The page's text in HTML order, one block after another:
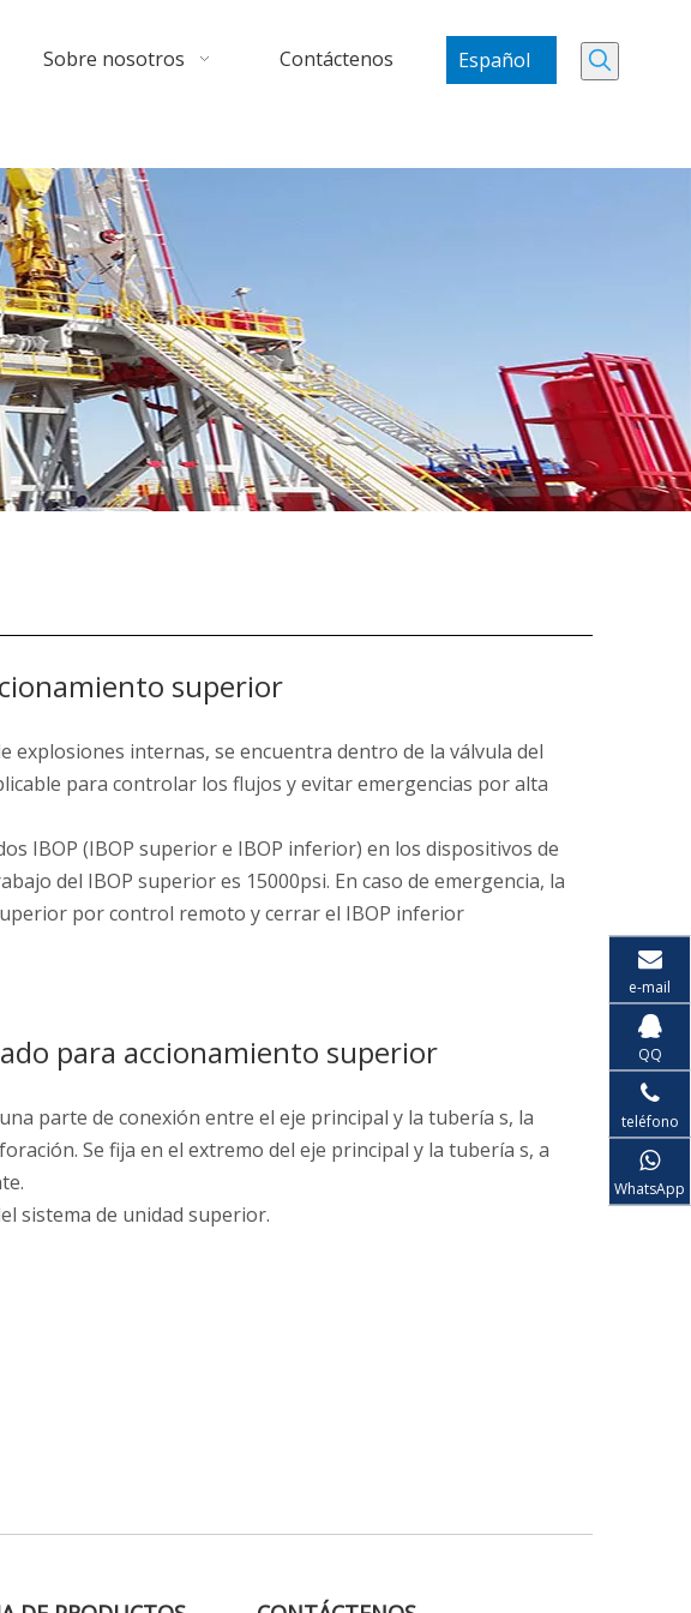
Sobre nosotros Contáctenos Español
superior
explosiones internas, se encuentra dentro de la válvula del
para controlar los flujos y evitar emergencias por alta
IBOP (IBOP superior e IBOP inferior) en los dispositivos de
del IBOP superior es 15000psi. En caso de emergencia, la
por control remoto y cerrar el IBOP inferior
para accionamiento superior
parte de conexión entre el eje principal y la tubería s, la
Se fija en el extremo del eje principal y la tubería s, a
sistema de unidad superior.
e-mail
QQ
teléfono
WhatsApp